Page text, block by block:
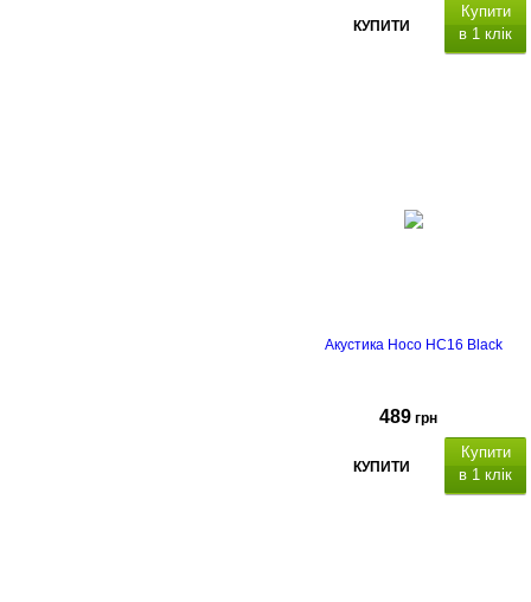
КУПИТИ
Купити
в 1 клік
Акустика Hoco HC16 Black
489 грн
КУПИТИ
Купити
в 1 клік